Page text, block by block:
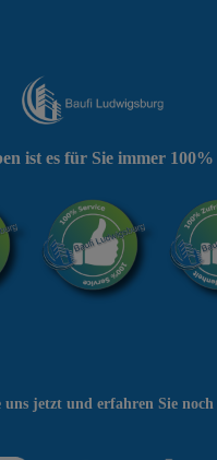
uns jetzt und erfahren Sie
ist es für Sie immer 100%